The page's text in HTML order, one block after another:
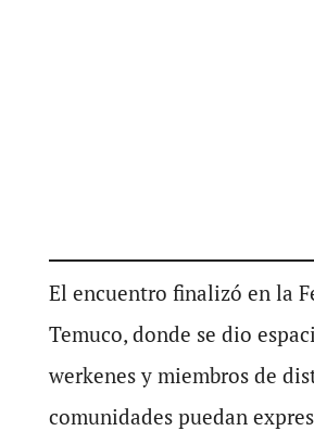
El encuentro finalizó en la
Temuco, donde se dio
werkenes y miembros de
comunidades puedan